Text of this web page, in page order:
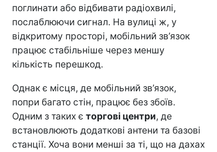
поглинати або відбивати радіохвилі,
послаблюючи сигнал. На вулиці ж, у
відкритому просторі, мобільний зв’язок
працює стабільніше через меншу
кількість перешкод.
Однак є місця, де мобільний зв’язок,
попри багато стін, працює без збоїв.
Одним з таких є торгові центри, де
встановлюють додаткові антени та базові
станції. Хоча вони менші за ті, що на дахах